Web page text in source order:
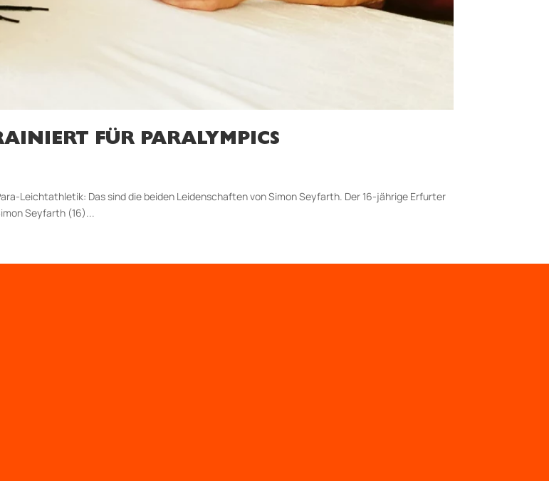
FÜR PARALYMPICS
Leicht­athletik: Das sind die beiden Lei­den­schaften von Simon Seyfarth. Der 16-jährige Erfurter
Seyfarth (16)...